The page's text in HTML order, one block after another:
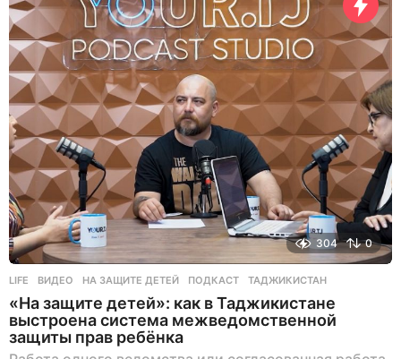
304 0
LIFE ВИДЕО ,НА ЗАЩИТЕ ДЕТЕЙ ,ПОДКАСТ ,ТАДЖИКИСТАН
«На защите детей»: как в Таджикистане
выстроена система межведомственной
защиты прав ребёнка